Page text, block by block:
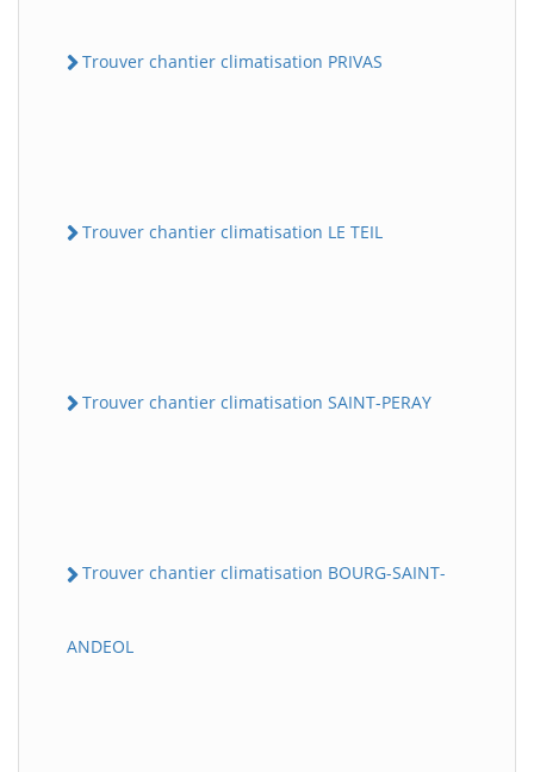
Trouver chantier climatisation PRIVAS
Trouver chantier climatisation LE TEIL
Trouver chantier climatisation SAINT-PERAY
Trouver chantier climatisation BOURG-SAINT-
ANDEOL